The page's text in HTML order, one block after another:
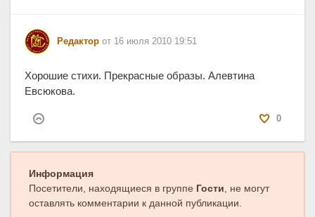
Редактор от 16 июля 2010 19:51
0
Хорошие стихи. Прекрасные образы. Алевтина
Евсюкова.
Информация
Посетители, находящиеся в группе Гости, не могут
оставлять комментарии к данной публикации.